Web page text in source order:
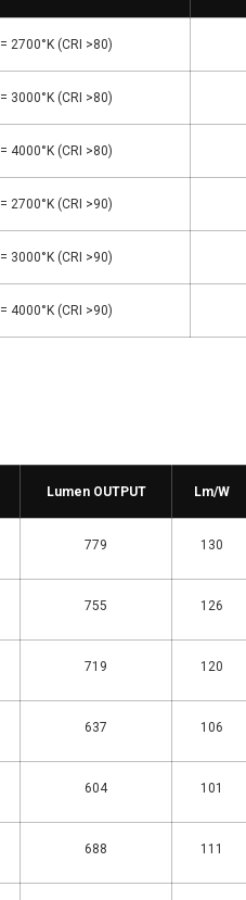
= 2700°K (CRI >80)
= 3000°K (CRI >80)
= 4000°K (CRI >80)
= 2700°K (CRI >90)
= 3000°K (CRI >90)
= 4000°K (CRI >90)
Lumen OUTPUT Lm/W
779 130
755 126
719 120
637 106
604 101
688 111